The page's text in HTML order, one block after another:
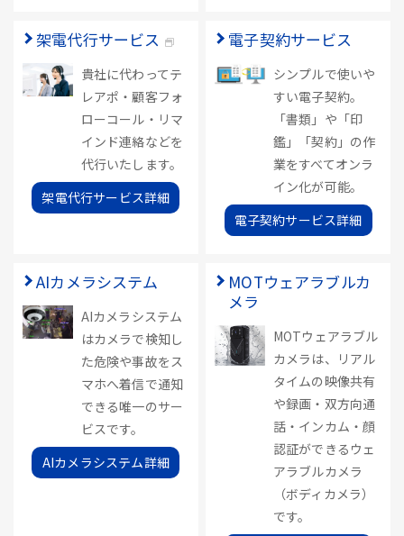
架電代行サービス
貴社に代わってテ
レアポ・顧客フォ
ローコール・リマ
インド連絡などを
代行いたします。
架電代行サービス詳細
電子契約サービス
シンプルで使いや
すい電子契約。
「書類」や「印
鑑」「契約」の作
業をすべてオンラ
イン化が可能。
電子契約サービス詳細
AIカメラシステム
AIカメラシステム
はカメラで検知し
た危険や事故をス
マホへ着信で通知
できる唯一のサー
ビスです。
AIカメラシステム詳細
MOTウェアラブルカ
メラ
MOTウェアラブル
カメラは、リアル
タイムの映像共有
や録画・双方向通
話・インカム・顔
認証ができるウェ
アラブルカメラ
（ボディカメラ）
です。